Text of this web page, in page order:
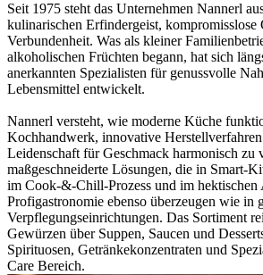
Seit 1975 steht das Unternehmen Nannerl
kulinarischen Erfindergeist, kompromisslose
Verbundenheit. Was als kleiner
alkoholischen Früchten begann, hat sich
anerkannten Spezialisten für genussvolle
Lebensmittel entwickelt.
Nannerl versteht, wie moderne Küche
Kochhandwerk, innovative
Leidenschaft für Geschmack harmonisch zu
maßgeschneiderte Lösungen, die in Smart-
im Cook-&-Chill-Prozess und im hektischen
Profigastronomie ebenso überzeugen wie in
Verpflegungseinrichtungen. Das Sortiment
Gewürzen über Suppen, Saucen und
Spirituosen, Getränkekonzentraten und
Care Bereich.